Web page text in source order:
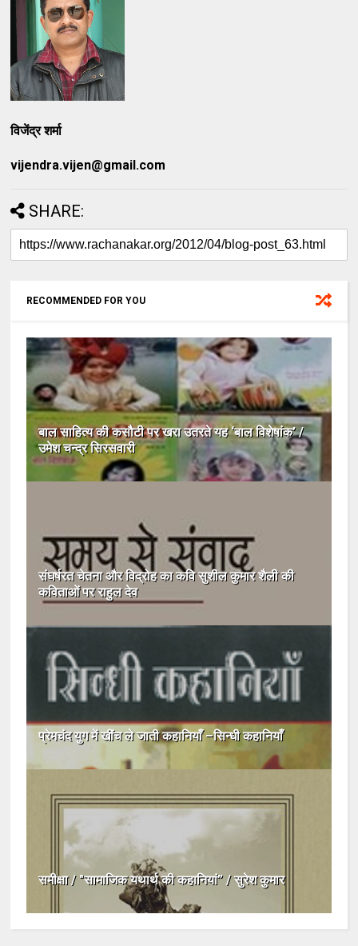
विजेंद्र शर्मा
vijendra.vijen@gmail.com
SHARE:
RECOMMENDED FOR YOU
बाल साहित्य की कसौटी पर खरा उतरते यह ‘बाल विशेषांक’ /
उमेश चन्द्र सिरसवारी
संघर्षरत चेतना और विद्रोह का कवि सुशील कुमार शैली की
कविताओं पर राहुल देव
प्रेमचंद युग में खींच ले जाती कहानियाँ –सिन्धी कहानियाँ
समीक्षा / "सामाजिक यथार्थ की कहानियां” / सुरेश कुमार